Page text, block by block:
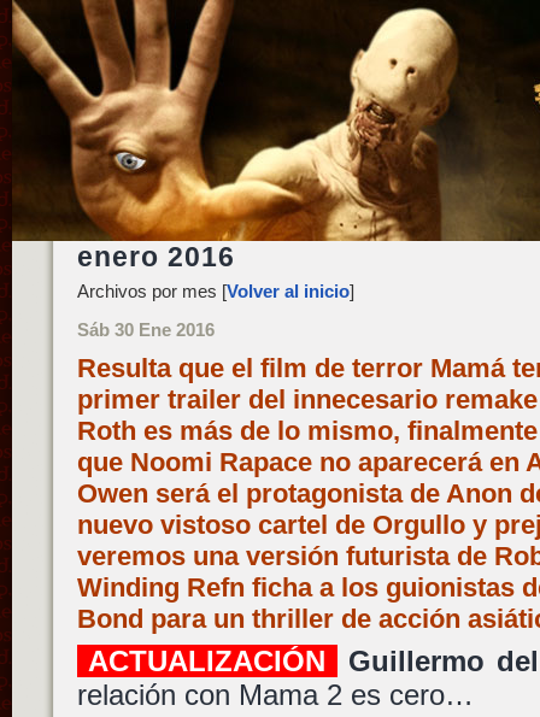
enero 2016
Archivos por mes [Volver al inicio]
Sáb 30 Ene 2016
Resulta que el film de terror Mamá
primer trailer del innecesario
Roth es más de lo mismo,
que Noomi Rapace no aparecerá en
Owen será el protagonista de Anon
nuevo vistoso cartel de Orgullo y
veremos una versión futurista de
Winding Refn ficha a los guionistas
Bond para un thriller de acción
ACTUALIZACIÓN
Guillermo
relación con Mama 2 es cero…